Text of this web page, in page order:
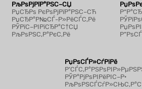
РљРѕРјРїР°РЅС–СЏ
РџСЂРѕ РєРѕРјРїР°РЅС–СЋ
РџСЂР°Р№СЃ-Р»РёСЃС‚Рё
РЎРїС–РІРїСЂР°С†СЏ
РљРѕРЅС‚Р°РєС‚Рё
РџРѕСЃР»СѓРіРё
РЎР°РјРѕРІРёРІС–Р·